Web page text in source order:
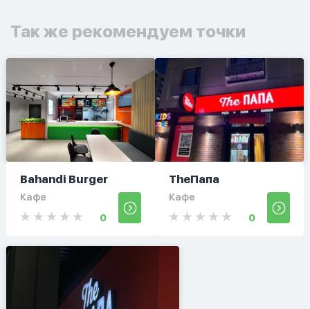
Так же рекомендуем точки
Bahandi Burger
Кафе
0
TheПапа
Кафе
0